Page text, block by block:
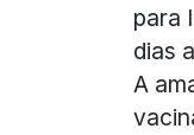
para
dias
A